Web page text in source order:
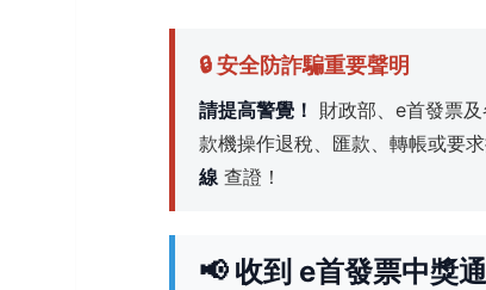
🔒 安全防詐騙重要聲明
請提高警覺！ 財政部、e首發票
款機操作退稅、匯款、轉帳或要
線 查證！
📢 收到 e首發票中獎